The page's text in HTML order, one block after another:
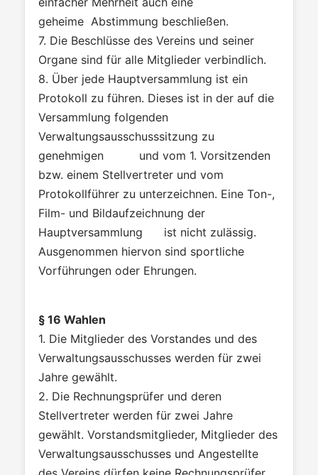
geheime Abstimmung beschließen.
7. Die Beschlüsse des Vereins und seiner
Organe sind für alle Mitglieder verbindlich.
8. Über jede Hauptversammlung ist ein
Protokoll zu führen. Dieses ist in der auf die
Versammlung folgenden
Verwaltungsausschusssitzung zu
genehmigen und vom 1. Vorsitzenden
bzw. einem Stellvertreter und vom
Protokollführer zu unterzeichnen. Eine Ton-,
Film- und Bildaufzeichnung der
Hauptversammlung ist nicht zulässig.
Ausgenommen hiervon sind sportliche
Vorführungen oder Ehrungen.
§ 16 Wahlen
1. Die Mitglieder des Vorstandes und des
Verwaltungsausschusses werden für zwei
Jahre gewählt.
2. Die Rechnungsprüfer und deren
Stellvertreter werden für zwei Jahre
gewählt. Vorstandsmitglieder, Mitglieder des
Verwaltungsausschusses und Angestellte